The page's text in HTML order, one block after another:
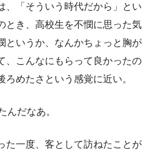
、「そういう時代だから」とい
とき、高校生を不憫に思った気
というか、なんかちょっと胸が
、こんなにもらって良かったの
めたさという感覚に近い。
んだなあ。
た一度、客として訪ねたことが